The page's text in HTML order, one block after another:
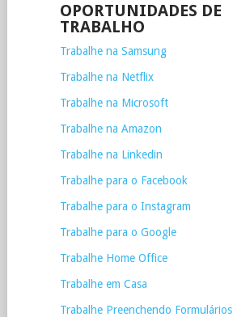
OPORTUNIDADES DE
TRABALHO
Trabalhe na Samsung
Trabalhe na Netflix
Trabalhe na Microsoft
Trabalhe na Amazon
Trabalhe na Linkedin
Trabalhe para o Facebook
Trabalhe para o Instagram
Trabalhe para o Google
Trabalhe Home Office
Trabalhe em Casa
Trabalhe Preenchendo Formulários